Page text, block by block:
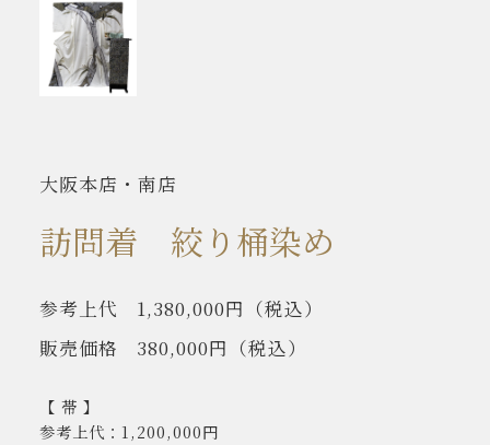
大阪本店・南店
訪問着 絞り桶染め
参考上代 1,380,000円 （税込）
販売価格
380,000円 （税込）
【 帯 】
参考上代：1,200,000円